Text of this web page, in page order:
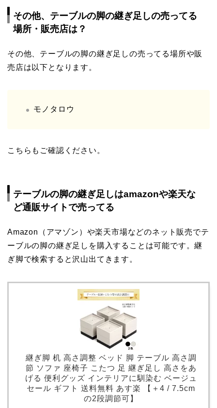
その他、テーブルの脚の継ぎ足しの売ってる
場所・販売店は？
その他、テーブルの脚の継ぎ足しの売ってる場所や販
売店は以下となります。
モノタロウ
こちらもご確認ください。
テーブルの脚の継ぎ足しはamazonや楽天な
ど通販サイトで売ってる
Amazon（アマゾン）や楽天市場などのネット販売でテ
ーブルの脚の継ぎ足しを購入することは可能です。継
ぎ脚で検索すると沢山出てきます。
継ぎ脚 机 高さ調整 ベッド 脚 テーブル 高さ調
節 ソファ 座椅子 こたつ 足 継ぎ足し 高さをあ
げる 便利グッズ インテリアに馴染む ベージュ
セール ギフト 送料無料 あす楽 【＋4 / 7.5cm
の2段調節可】